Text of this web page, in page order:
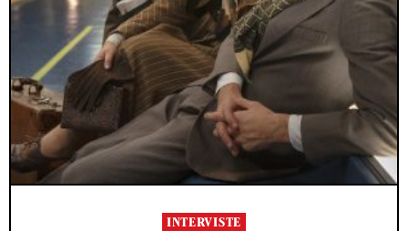
INTERVISTE